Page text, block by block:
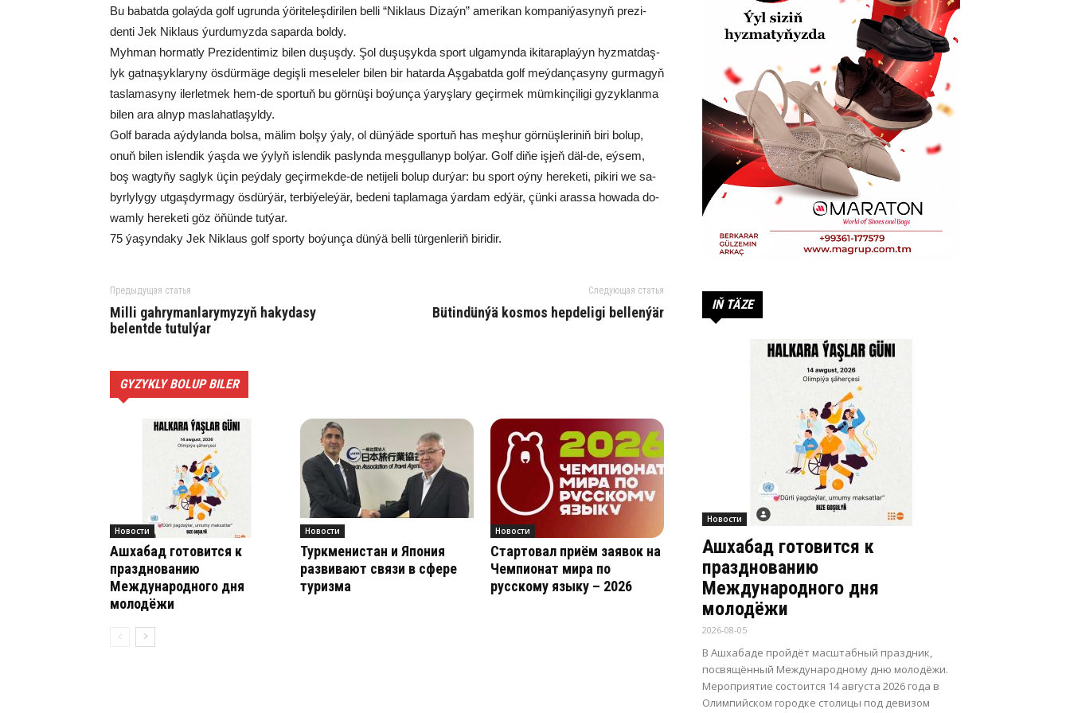
Bu ba­bat­da go­laý­da golf ug­run­da ýö­ri­te­leş­di­ri­len bel­li “Nik­la­us Di­zaýn” ame­ri­kan kom­pa­ni­ýa­sy­nyň pre­zi­
den­ti Jek Nik­la­us ýur­du­myz­da sa­par­da bol­dy.
Myh­man hor­mat­ly Pre­zi­den­ti­miz bi­len du­şuş­dy. Şol du­şu­şyk­da sport ul­ga­myn­da iki­ta­rap­la­ýyn hyz­mat­daş­
lyk gat­na­şyk­la­ry­ny ös­dür­mä­ge de­giş­li me­se­le­ler bi­len bir ha­tar­da Aş­ga­bat­da golf meý­dan­ça­sy­ny gur­ma­gyň
tas­la­ma­sy­ny iler­let­mek hem-de spor­tuň bu gör­nü­şi bo­ýun­ça ýa­ryş­la­ry ge­çir­mek müm­kin­çi­li­gi gy­zyk­lan­ma
bi­len ara al­nyp mas­la­hat­la­şyl­dy.
Golf ba­ra­da aý­dy­lan­da bol­sa, mä­lim bol­şy ýa­ly, ol dün­ýä­de spor­tuň has meş­hur gör­nüş­le­ri­niň bi­ri bo­lup,
onuň bi­len is­len­dik ýaş­da we ýy­lyň is­len­dik pas­lyn­da meş­gul­la­nyp bol­ýar. Golf di­ňe iş­jeň däl-de, eý­sem,
boş wag­ty­ňy sag­lyk üçin peý­da­ly ge­çir­mek­de-de ne­ti­je­li bo­lup dur­ýar: bu sport oý­ny he­re­ke­ti, pi­ki­ri we sa­
byr­ly­ly­gy ut­gaş­dyr­ma­gy ös­dür­ýär, ter­bi­ýe­le­ýär, be­de­ni tap­la­ma­ga ýar­dam ed­ýär, çün­ki aras­sa ho­wa­da do­
wam­ly he­re­ke­ti göz öňün­de tut­ýar.
75 ýa­şyn­da­ky Jek Nik­la­us golf spor­ty bo­ýun­ça dün­ýä bel­li tür­gen­le­riň bi­ri­dir.
Предыдущая статья
Milli gahrymanlarymyzyň hakydasy
belentde tutulýar
Следующая статья
Bü­tin­dün­ýä kos­mos hep­de­li­gi bel­len­ýär
GYZYKLY BOLUP BILER
Новости
Ашхабад готовится к
празднованию
Международного дня
молодёжи
Новости
Туркменистан и Япония
развивают связи в сфере
туризма
Новости
Стартовал приём заявок на
Чемпионат мира по
русскому языку – 2026
IŇ TÄZE
Новости
Ашхабад готовится к
празднованию
Международного дня
молодёжи
2026-08-05
В Ашхабаде пройдёт масштабный праздник,
посвящённый Международному дню молодёжи.
Мероприятие состоится 14 августа 2026 года в
Олимпийском городке столицы под девизом